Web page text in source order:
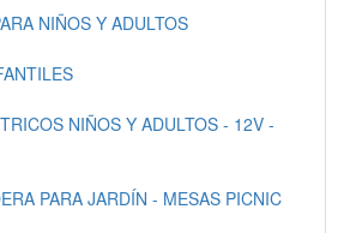
NIÑOS Y ADULTOS
NIÑOS Y ADULTOS - 12V -
PARA JARDÍN - MESAS PICNIC